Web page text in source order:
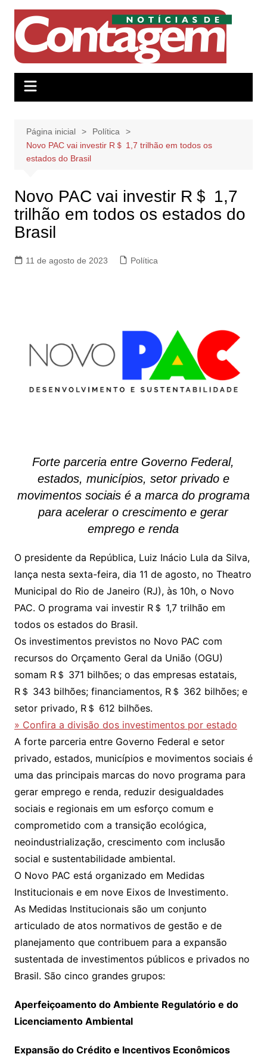
conteúdo
Página inicial
Política
Novo PAC vai investir R＄ 1,7 trilhão em todos os
estados do Brasil
Novo PAC vai investir R＄ 1,7
trilhão em todos os estados do
Brasil
11 de agosto de 2023 Política
Forte parceria entre Governo Federal,
estados, municípios, setor privado e
movimentos sociais é a marca do programa
para acelerar o crescimento e gerar
emprego e renda
O presidente da República, Luiz Inácio Lula da Silva,
lança nesta sexta-feira, dia 11 de agosto, no Theatro
Municipal do Rio de Janeiro (RJ), às 10h, o Novo
PAC. O programa vai investir R＄ 1,7 trilhão em
todos os estados do Brasil.
Os investimentos previstos no Novo PAC com
recursos do Orçamento Geral da União (OGU)
somam R＄ 371 bilhões; o das empresas estatais,
R＄ 343 bilhões; financiamentos, R＄ 362 bilhões; e
setor privado, R＄ 612 bilhões.
» Confira a divisão dos investimentos por estado
A forte parceria entre Governo Federal e setor
privado, estados, municípios e movimentos sociais é
uma das principais marcas do novo programa para
gerar emprego e renda, reduzir desigualdades
sociais e regionais em um esforço comum e
comprometido com a transição ecológica,
neoindustrialização, crescimento com inclusão
social e sustentabilidade ambiental.
O Novo PAC está organizado em Medidas
Institucionais e em nove Eixos de Investimento.
As Medidas Institucionais são um conjunto
articulado de atos normativos de gestão e de
planejamento que contribuem para a expansão
sustentada de investimentos públicos e privados no
Brasil. São cinco grandes grupos:
Aperfeiçoamento do Ambiente Regulatório e do
Licenciamento Ambiental
Expansão do Crédito e Incentivos Econômicos